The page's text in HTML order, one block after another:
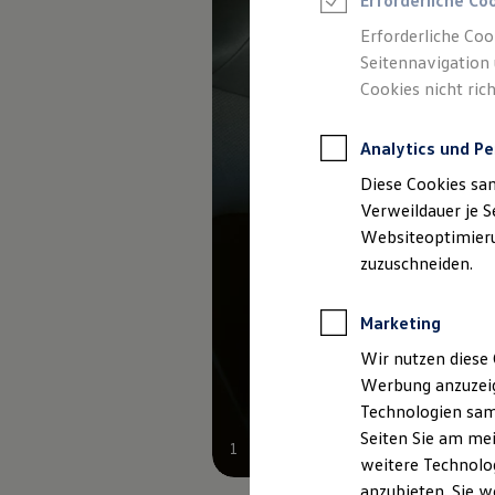
Junge Gebrauchtwagen-Leasing
Professional Class bei Volkswagen
1
Erforderliche
Seitennavigation
Cookies nicht
Analytics und
Diese Cookies
Verweildauer je
zuzuschneiden.
Marketing
Wir nutzen diese
Werbung
Technologien
Seiten Sie am
weitere
anzubieten. Sie